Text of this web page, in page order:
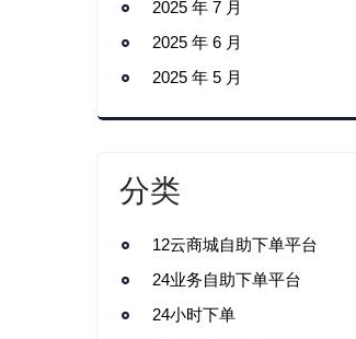
2025 年 7 月
2025 年 6 月
2025 年 5 月
分类
12云商城自助下单平台
24业务自助下单平台
24小时下单